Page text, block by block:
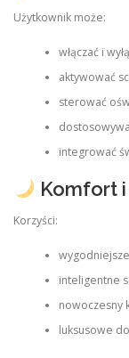
Użytkownik może:
włączać i
aktywować
sterować
integrować
Komfort
Korzyści:
inteligentne
nowoczesny
luksusowe